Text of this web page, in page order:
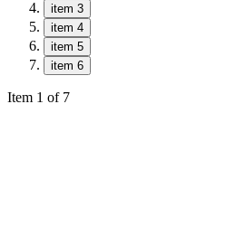
item 3
item 4
item 5
item 6
Item 1 of 7